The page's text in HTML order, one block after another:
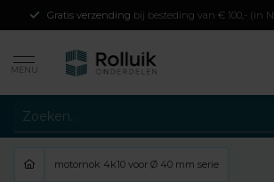
Gratis verzending bij besteding van € 100,- (in
MENU
motornok 4k10 voor Ø 40 mm serie